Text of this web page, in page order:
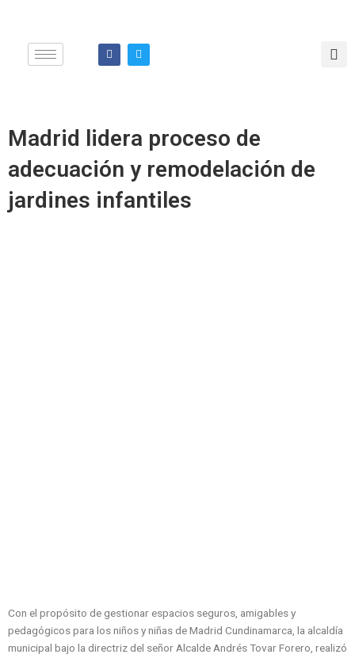
contenido
F
a
c
T
w
i
Madrid lidera proceso de
adecuación y remodelación de
jardines infantiles
Con el propósito de gestionar espacios seguros, amigables y
pedagógicos para los niños y niñas de Madrid Cundinamarca, la alcaldía
municipal bajo la directriz del señor Alcalde Andrés Tovar Forero, realizó